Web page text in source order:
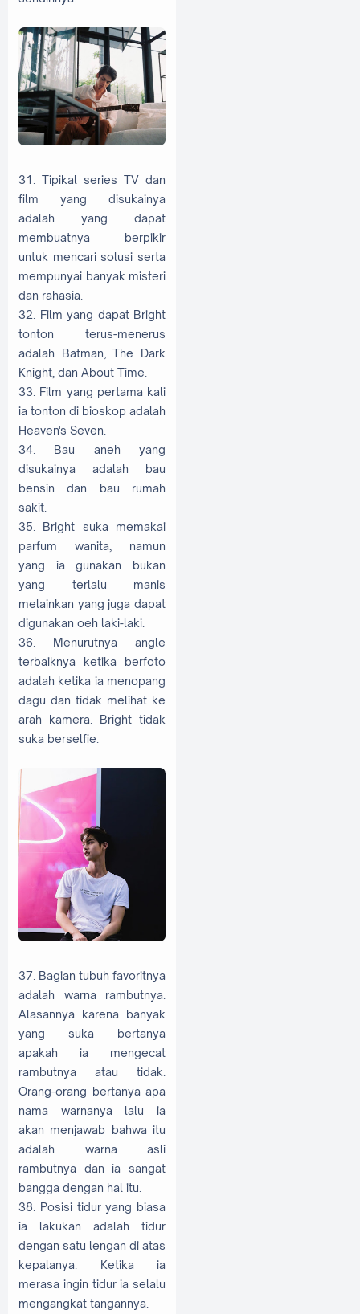
31. Tipikal series TV dan
film yang disukainya
adalah yang dapat
membuatnya berpikir
untuk mencari solusi serta
mempunyai banyak misteri
dan rahasia.
32. Film yang dapat Bright
tonton terus-menerus
adalah Batman, The Dark
Knight, dan About Time.
33. Film yang pertama kali
ia tonton di bioskop adalah
Heaven's Seven.
34. Bau aneh yang
disukainya adalah bau
bensin dan bau rumah
sakit.
35. Bright suka memakai
parfum wanita, namun
yang ia gunakan bukan
yang terlalu manis
melainkan yang juga dapat
digunakan oeh laki-laki.
36. Menurutnya angle
terbaiknya ketika berfoto
adalah ketika ia menopang
dagu dan tidak melihat ke
arah kamera. Bright tidak
suka berselfie.
37. Bagian tubuh favoritnya
adalah warna rambutnya.
Alasannya karena banyak
yang suka bertanya
apakah ia mengecat
rambutnya atau tidak.
Orang-orang bertanya apa
nama warnanya lalu ia
akan menjawab bahwa itu
adalah warna asli
rambutnya dan ia sangat
bangga dengan hal itu.
38. Posisi tidur yang biasa
ia lakukan adalah tidur
dengan satu lengan di atas
kepalanya. Ketika ia
merasa ingin tidur ia selalu
mengangkat tangannya.